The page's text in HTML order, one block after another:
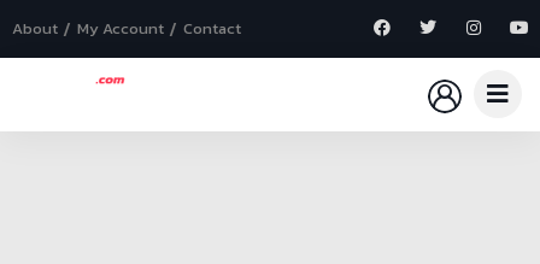
About My Account Contact